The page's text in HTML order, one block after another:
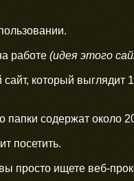
работе (идея этого
который выглядит
папки содержат около
посетить.
просто ищете веб-